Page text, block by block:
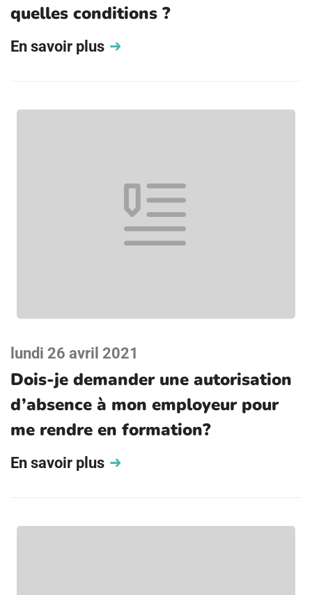
quelles conditions ?
En savoir plus
lundi 26 avril 2021
Dois-je demander une autorisation
d’absence à mon employeur pour
me rendre en formation?
En savoir plus